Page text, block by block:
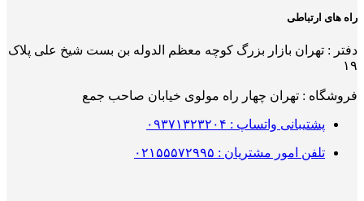
راه های ارتباطی
دفتر : تهران بازار بزرگ کوچه معظم الدوله بن بست شیخ علی پلاک
۱۹
فروشگاه : تهران چهار راه مولوی خیابان صاحب جمع
پشتیبانی واتساپ : ۰۹۳۷۱۳۲۳۲۰۴
تلفن امور مشتریان : ۰۲۱۵۵۵۷۲۹۹۵